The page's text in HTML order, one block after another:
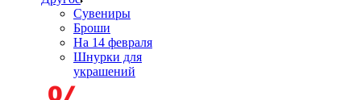
Сувениры
Броши
На 14 февраля
Шнурки для
украшений